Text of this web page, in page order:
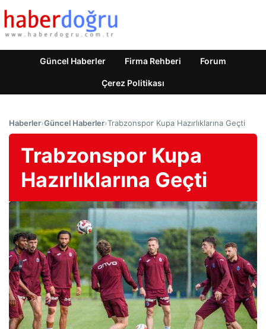
Güncel Haberler Firma Rehberi Forum
Çerez Politikası
Haberler›Güncel Haberler›Trabzonspor Kupa Hazırlıklarına Geçti
Trabzonspor Kupa
Hazırlıklarına Geçti